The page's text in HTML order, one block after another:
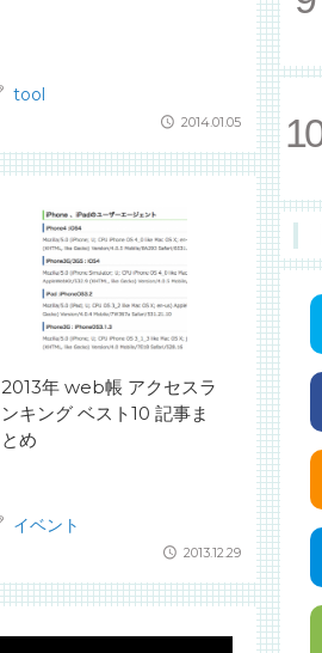
tool
2014.01.05
2013年 web帳 アクセスラ
ンキング ベスト10 記事ま
とめ
イベント
2013.12.29